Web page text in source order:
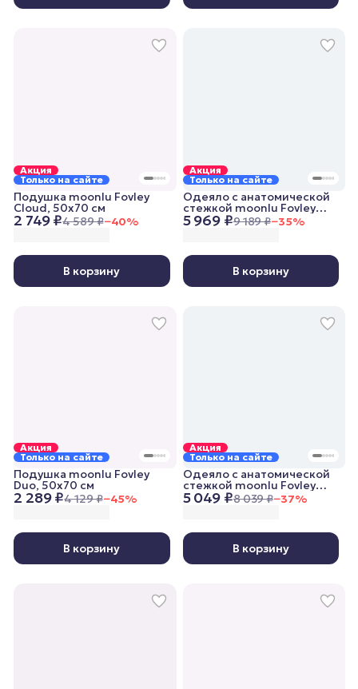
Акция
Только на сайте
2 749 ₽4 589 ₽−40%
Подушка moonlu Fovley
Cloud, 50x70 см
В корзину
Акция
Только на сайте
5 969 ₽9 189 ₽−35%
Одеяло с анатомической
стежкой moonlu Fovley
Lightweight, 172x205 см,
облегченное
В корзину
Акция
Только на сайте
2 289 ₽4 129 ₽−45%
Подушка moonlu Fovley
Duo, 50x70 см
В корзину
Акция
Только на сайте
5 049 ₽8 039 ₽−37%
Одеяло с анатомической
стежкой moonlu Fovley
Lightweight, 140x205 см,
облегченное
В корзину